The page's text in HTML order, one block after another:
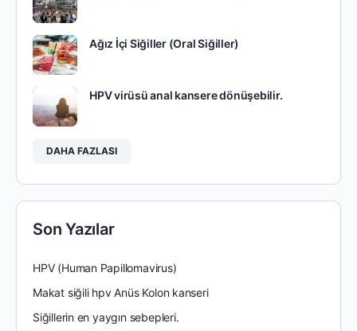
Ağız İçi Siğiller (Oral Siğiller)
HPV virüsü anal kansere dönüşebilir.
DAHA FAZLASI
Son Yazılar
HPV (Human Papillomavirus)
Makat siğili hpv Anüs Kolon kanseri
Siğillerin en yaygın sebepleri.